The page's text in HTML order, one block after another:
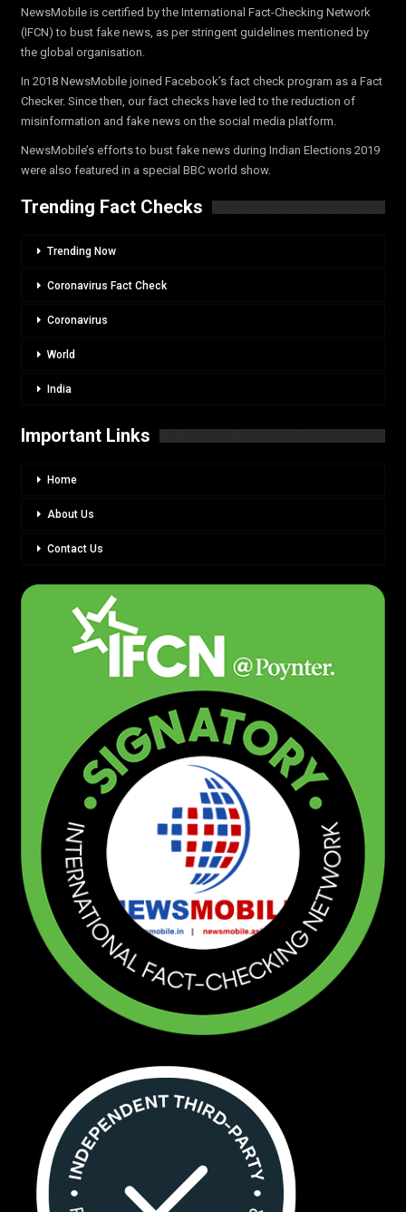
NewsMobile is certified by the International Fact-Checking Network
(IFCN) to bust fake news, as per stringent guidelines mentioned by
the global organisation.
In 2018 NewsMobile joined Facebook’s fact check program as a Fact
Checker. Since then, our fact checks have led to the reduction of
misinformation and fake news on the social media platform.
NewsMobile’s efforts to bust fake news during Indian Elections 2019
were also featured in a special BBC world show.
Trending Fact Checks
Trending Now
Coronavirus Fact Check
Coronavirus
World
India
Important Links
Home
About Us
Contact Us